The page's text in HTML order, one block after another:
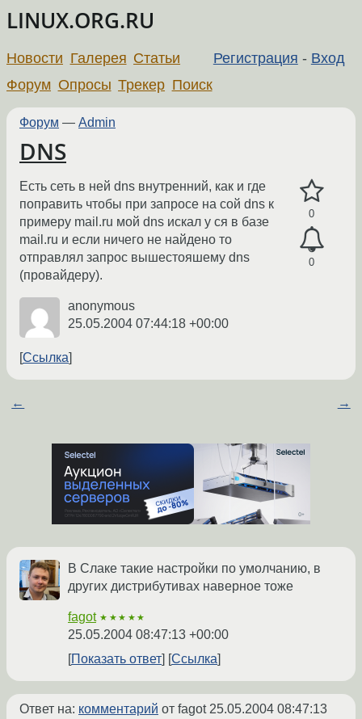
LINUX.ORG.RU
Регистрация - Вход
Новости Галерея Статьи
Форум Опросы Трекер Поиск
Форум — Admin
DNS
0
0
Есть сеть в ней dns внутренний, как и где
поправить чтобы при запросе на сой dns к
примеру mail.ru мой dns искал у ся в базе
mail.ru и если ничего не найдено то
отправлял запрос вышестояшему dns
(провайдеру).
anonymous
25.05.2004 07:44:18 +00:00
Ссылка
← →
В Слаке такие настройки по умолчанию, в
других дистрибутивах наверное тоже
fagot ★★★★★
25.05.2004 08:47:13 +00:00
Показать ответ
Ссылка
Ответ на: комментарий от fagot25.05.2004 08:47:13